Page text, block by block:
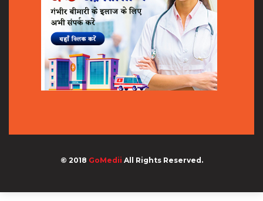
© 2018 GoMedii All Rights Reserved.